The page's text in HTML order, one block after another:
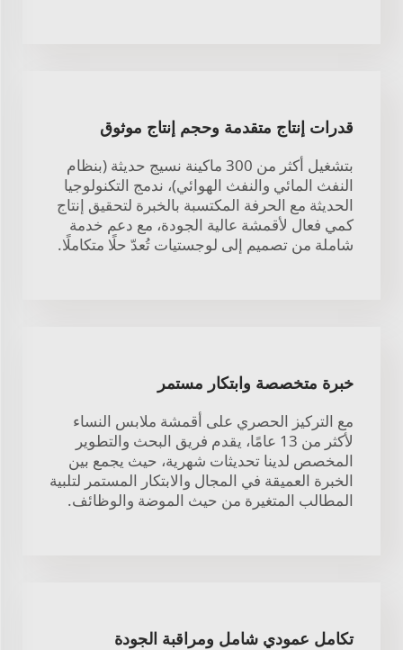
قدرات إنتاج متقدمة وحجم إنتاج موثوق
بتشغيل أكثر من 300 ماكينة نسيج حديثة (بنظام
النفث المائي والنفث الهوائي)، ندمج التكنولوجيا
الحديثة مع الحرفة المكتسبة بالخبرة لتحقيق إنتاج
كمي فعال لأقمشة عالية الجودة، مع دعم خدمة
شاملة من تصميم إلى لوجستيات تُعدّ حلًا متكاملًا.
خبرة متخصصة وابتكار مستمر
مع التركيز الحصري على أقمشة ملابس النساء
لأكثر من 13 عامًا، يقدم فريق البحث والتطوير
المخصص لدينا تحديثات شهرية، حيث يجمع بين
الخبرة العميقة في المجال والابتكار المستمر لتلبية
المطالب المتغيرة من حيث الموضة والوظائف.
تكامل عمودي شامل ومراقبة الجودة